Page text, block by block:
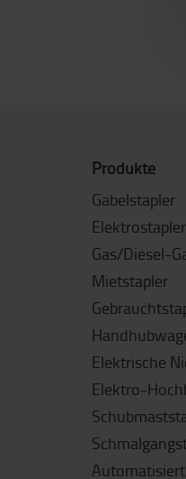
Produkte
Gabelstapler
Elektrostapler
Gas/Diesel-
Mietstapler
Elektrische
Elektro-